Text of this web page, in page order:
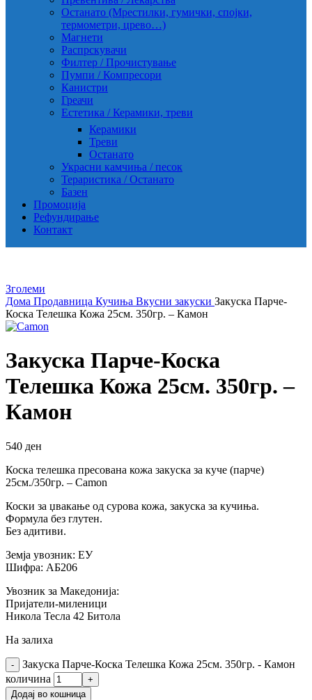
Останато (Мрестилки, гумички, спојки,
термометри, црево…)
Магнети
Распрскувачи
Филтер / Прочистување
Пумпи / Компресори
Канистри
Греачи
Естетика / Керамики, треви
Керамики
Треви
Останато
Украсни камчиња / песок
Тераристика / Останато
Базен
Промоција
Рефундирање
Контакт
Зголеми
Дома Продавница Кучиња Вкусни закуски Закуска Парче-
Коска Телешка Кожа 25см. 350гр. – Камон
Закуска Парче-Коска
Телешка Кожа 25см. 350гр. –
Камон
540 ден
Коска телешка пресована кожа закуска за куче (парче)
25см./350гр. – Camon
Коски за џвакање од сурова кожа, закуска за кучиња.
Формула без глутен.
Без адитиви.
Земја увозник: ЕУ
Шифра: АБ206
Увозник за Македонија:
Пријатели-миленици
Никола Тесла 42 Битола
На залиха
Закуска Парче-Коска Телешка Кожа 25см. 350гр. - Камон
количина
Додај во кошница